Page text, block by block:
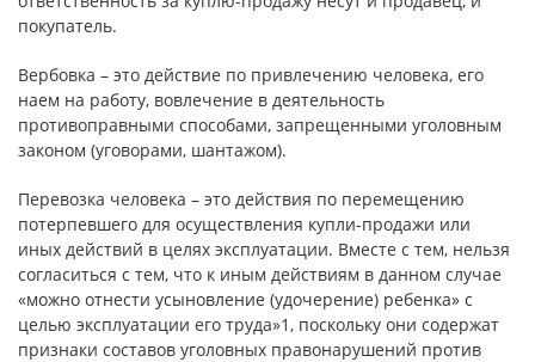
покупатель.
Вербовка – это действие по привлечению человека, его
наем на работу, вовлечение в деятельность
противоправными способами, запрещенными уголовным
законом (уговорами, шантажом).
Перевозка человека – это действия по перемещению
потерпевшего для осуществления купли-продажи или
иных действий в целях эксплуатации. Вместе с тем, нельзя
согласиться с тем, что к иным действиям в данном случае
«можно отнести усыновление (удочерение) ребенка» с
целью эксплуатации его труда»1, поскольку они содержат
признаки составов уголовных правонарушений против